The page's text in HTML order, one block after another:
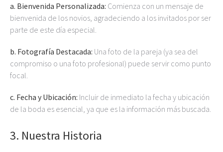
a. Bienvenida Personalizada: Comienza con un mensaje de
bienvenida de los novios, agradeciendo a los invitados por ser
parte de este día especial.
b. Fotografía Destacada: Una foto de la pareja (ya sea del
compromiso o una foto profesional) puede servir como punto
focal.
c. Fecha y Ubicación: Incluir de inmediato la fecha y ubicación
de la boda es esencial, ya que es la información más buscada.
3. Nuestra Historia